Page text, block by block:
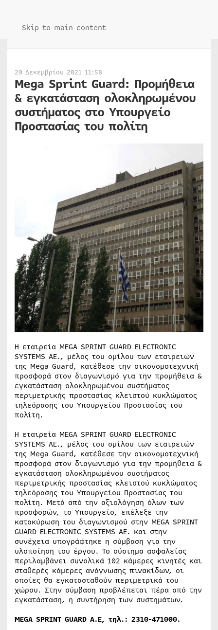
Skip to main content
20 Δεκεμβρίου 2021 11:58
Mega Sprint Guard: Προμήθεια
& εγκατάσταση ολοκληρωμένου
συστήματος στο Υπουργείο
Προστασίας του πολίτη
Η εταιρεία MEGA SPRINT GUARD ELECTRONIC
SYSTEMS ΑΕ., μέλος του ομίλου των εταιρειών
της Mega Guard, κατέθεσε την οικονομοτεχνική
προσφορά στον διαγωνισμό για την προμήθεια &
εγκατάσταση ολοκληρωμένου συστήματος
περιμετρικής προστασίας κλειστού κυκλώματος
τηλεόρασης του Υπουργείου Προστασίας του
πολίτη.
Η εταιρεία MEGA SPRINT GUARD ELECTRONIC
SYSTEMS ΑΕ., μέλος του ομίλου των εταιρειών
της Mega Guard, κατέθεσε την οικονομοτεχνική
προσφορά στον διαγωνισμό για την προμήθεια &
εγκατάσταση ολοκληρωμένου συστήματος
περιμετρικής προστασίας κλειστού κυκλώματος
τηλεόρασης του Υπουργείου Προστασίας του
πολίτη. Μετά από την αξιολόγηση όλων των
προσφορών, το Υπουργείο, επέλεξε την
κατακύρωση του διαγωνισμού στην MEGA SPRINT
GUARD ELECTRONIC SYSTEMS ΑΕ. και στην
συνέχεια υπογράφτηκε η σύμβαση για την
υλοποίηση του έργου. Το σύστημα ασφαλείας
περιλαμβάνει συνολικά 102 κάμερες κινητές και
σταθερές κάμερες ανάγνωσης πινακίδων, οι
οποίες θα εγκατασταθούν περιμετρικά του
χώρου. Στην σύμβαση προβλέπεται πέρα από την
εγκατάσταση, η συντήρηση των συστημάτων.
MEGA SPRINT GUARD A.E, τηλ.: 2310-471000.